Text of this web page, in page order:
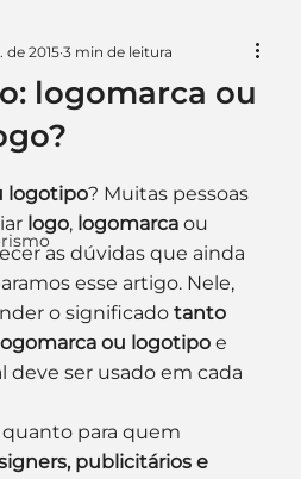
logomarca ou
de 2015 3 min de leitura
5 estrelas.
logotipo? Muitas pessoas
logo, logomarca ou
as dúvidas que ainda
esse artigo. Nele,
o significado tanto
ou logotipo e
deve ser usado em cada
para quem
publicitários e